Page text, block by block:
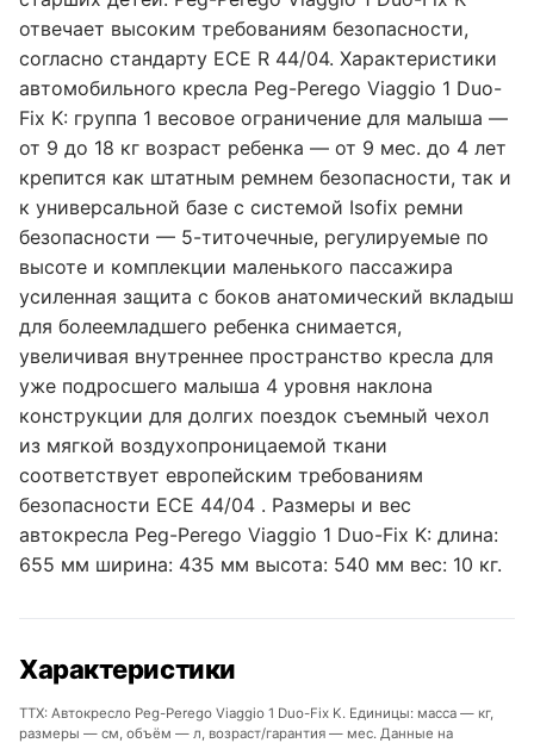
отвечает высоким требованиям безопасности,
согласно стандарту ECE R 44/04. Характеристики
автомобильного кресла Peg-Perego Viaggio 1 Duo-
Fix K: группа 1 весовое ограничение для малыша —
от 9 до 18 кг возраст ребенка — от 9 мес. до 4 лет
крепится как штатным ремнем безопасности, так и
к универсальной базе с системой Isofix ремни
безопасности — 5-титочечные, регулируемые по
высоте и комплекции маленького пассажира
усиленная защита с боков анатомический вкладыш
для болеемладшего ребенка снимается,
увеличивая внутреннее пространство кресла для
уже подросшего малыша 4 уровня наклона
конструкции для долгих поездок съемный чехол
из мягкой воздухопроницаемой ткани
соответствует европейским требованиям
безопасности ЕСЕ 44/04 . Размеры и вес
автокресла Peg-Perego Viaggio 1 Duo-Fix K: длина:
655 мм ширина: 435 мм высота: 540 мм вес: 10 кг.
Характеристики
ТТХ: Автокресло Peg-Perego Viaggio 1 Duo-Fix K. Единицы: масса — кг,
размеры — см, объём — л, возраст/гарантия — мес. Данные на